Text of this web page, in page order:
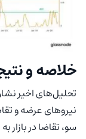
خلاصه و
تحلیل‌های اخیر
نیروهای عرضه و
سو، تقاضا در